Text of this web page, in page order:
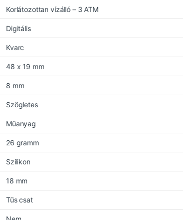
Korlátozottan vízálló – 3 ATM
Digitális
Kvarc
48 x 19 mm
8 mm
Szögletes
Műanyag
26 gramm
Szilikon
18 mm
Tűs csat